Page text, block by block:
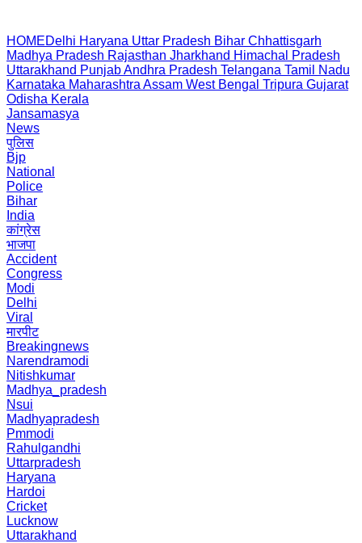
HOMEDelhi Haryana Uttar Pradesh Bihar Chhattisgarh
Madhya Pradesh Rajasthan Jharkhand Himachal Pradesh
Uttarakhand PunjabAndhra Pradesh Telangana Tamil Nadu
Karnataka Maharashtra Assam West Bengal Tripura Gujarat
Odisha Kerala
Jansamasya
News
पुलिस
Bjp
National
Police
Bihar
India
कांग्रेस
भाजपा
Accident
Congress
Modi
Delhi
Viral
मारपीट
Breakingnews
Narendramodi
Nitishkumar
Madhya_pradesh
Nsui
Madhyapradesh
Pmmodi
Rahulgandhi
Uttarpradesh
Haryana
Hardoi
Cricket
Lucknow
Uttarakhand